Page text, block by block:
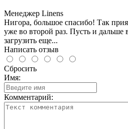
Менеджер Linens
Нигора, большое спасибо! Так
уже во второй раз. Пусть и дальше
загрузить еще...
Написать отзыв
Сбросить
Имя:
Комментарий: